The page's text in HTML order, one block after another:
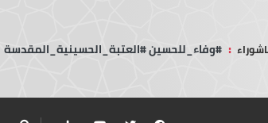
: #وفاء_للحسين #العتبة_الحسينية_المقدسة